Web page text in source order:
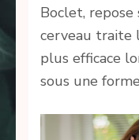
Boclet,
cerveau traite
plus efficace
sous une